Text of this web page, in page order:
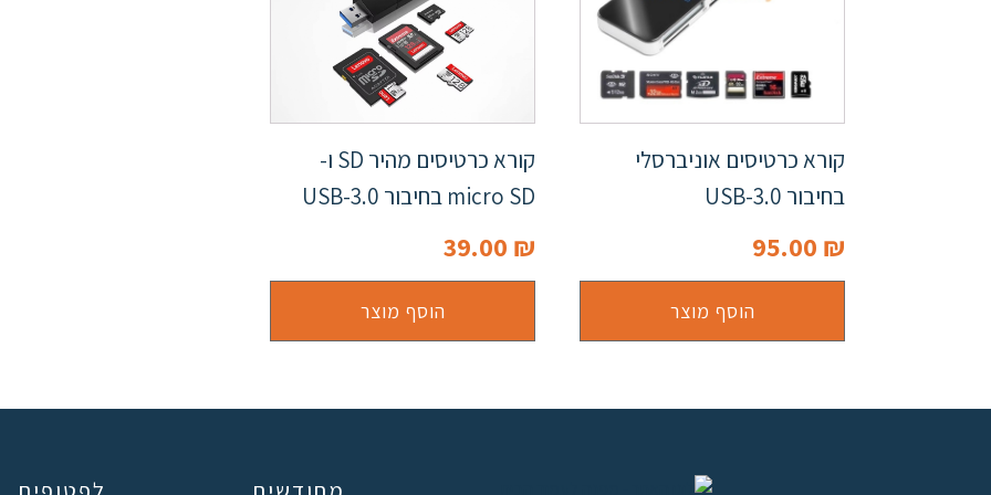
קורא כרטיסים אוניברסלי
בחיבור USB-3.0
95.00 ₪
הוסף מוצר
קורא כרטיסים מהיר SD ו-
micro SD בחיבור USB-3.0
39.00 ₪
הוסף מוצר